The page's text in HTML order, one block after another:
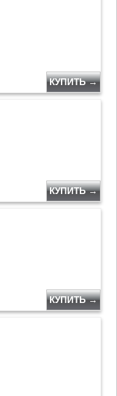
КУПИТЬ →
КУПИТЬ →
КУПИТЬ →